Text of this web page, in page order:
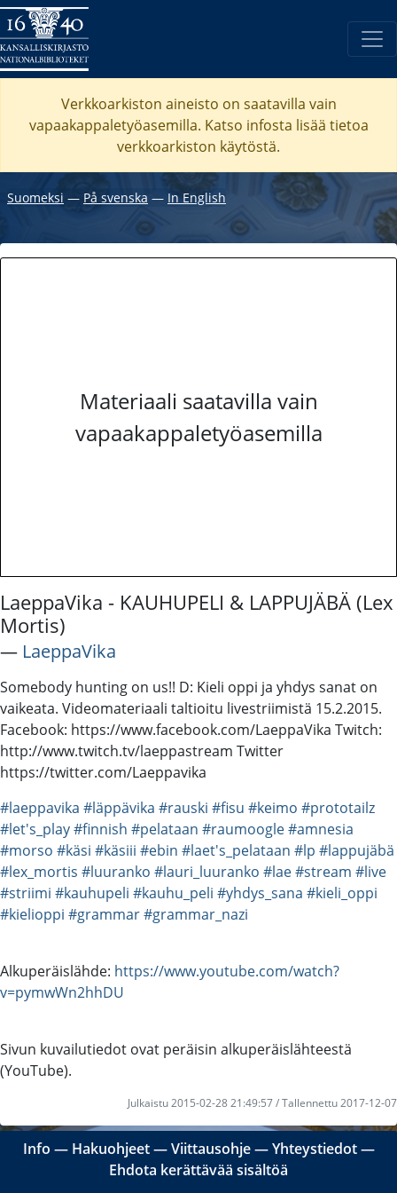
Verkkoarkiston aineisto on saatavilla vain
vapaakappaletyöasemilla. Katso infosta lisää tietoa
verkkoarkiston käytöstä.
Suomeksi ― På svenska ― In English
Materiaali saatavilla vain
vapaakappaletyöasemilla
LaeppaVika - KAUHUPELI & LAPPUJÄBÄ (Lex
Mortis)
― LaeppaVika
Somebody hunting on us!! D: Kieli oppi ja yhdys sanat on
vaikeata. Videomateriaali taltioitu livestriimistä 15.2.2015.
Facebook: https://www.facebook.com/LaeppaVika Twitch:
http://www.twitch.tv/laeppastream Twitter
https://twitter.com/Laeppavika
#laeppavika #läppävika #rauski #fisu #keimo #prototailz
#let's_play#finnish #pelataan #raumoogle#amnesia
#morso #käsi #käsiii #ebin #laet's_pelataan #lp #lappujäbä
#lex_mortis #luuranko #lauri_luuranko #lae#stream #live
#striimi #kauhupeli #kauhu_peli #yhdys_sana #kieli_oppi
#kielioppi #grammar#grammar_nazi
Alkuperäislähde: https://www.youtube.com/watch?
v=pymwWn2hhDU
Sivun kuvailutiedot ovat peräisin alkuperäislähteestä
(YouTube).
Julkaistu 2015-02-28 21:49:57 / Tallennettu 2017-12-07
Info ― Hakuohjeet―Viittausohje―Yhteystiedot―
Ehdota kerättävää sisältöä